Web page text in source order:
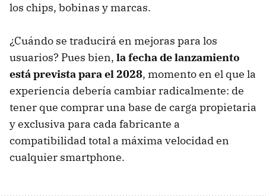
los chips, bobinas y marcas.
¿Cuándo se traducirá en mejoras para los
usuarios? Pues bien, la fecha de lanzamiento
está prevista para el 2028, momento en el que la
experiencia debería cambiar radicalmente: de
tener que comprar una base de carga propietaria
y exclusiva para cada fabricante a
compatibilidad total a máxima velocidad en
cualquier smartphone.